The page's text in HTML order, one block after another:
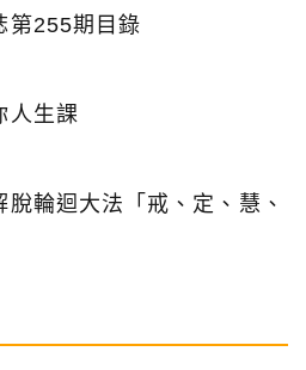
第255期目錄
人生課
脫輪迴大法「戒、定、慧、